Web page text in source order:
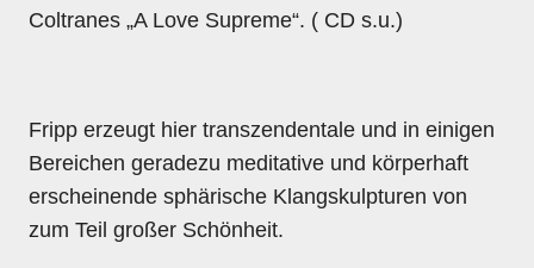
Coltranes „A Love Supreme“. ( CD s.u.)
Fripp erzeugt hier transzendentale und in einigen
Bereichen geradezu meditative und körperhaft
erscheinende sphärische Klangskulpturen von
zum Teil großer Schönheit.